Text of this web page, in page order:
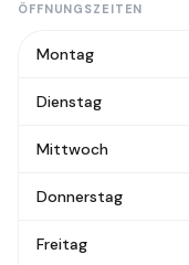
ÖFFNUNGSZEITEN
Montag
Dienstag
Mittwoch
Donnerstag
Freitag